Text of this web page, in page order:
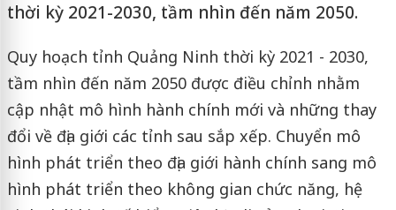
thời kỳ 2021-2030, tầm nhìn đến năm 2050.
Quy hoạch tỉnh Quảng Ninh thời kỳ 2021 - 2030,
tầm nhìn đến năm 2050 được điều chỉnh nhằm
cập nhật mô hình hành chính mới và những thay
đổi về địa giới các tỉnh sau sắp xếp. Chuyển mô
hình phát triển theo địa giới hành chính sang mô
hình phát triển theo không gian chức năng, hệ